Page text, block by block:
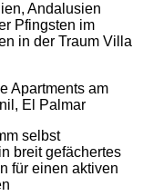
Andalusien
Pfingsten im
in der Traum Villa
Apartments am
El Palmar
selbst
breit gefächertes
für einen aktiven